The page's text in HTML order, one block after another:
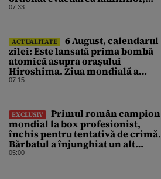
rușii sunt la 20 de km de oraș
07:33
ACTUALITATE
6 August, calendarul
zilei: Este lansată prima bombă
atomică asupra orașului
Hiroshima. Ziua mondială a
luptei pentru interzicerea armei
07:15
EXCLUSIV
Primul român campion
mondial la box profesionist,
închis pentru tentativă de crimă.
Bărbatul a înjunghiat un alt
interlop periculos
05:00